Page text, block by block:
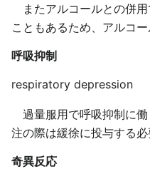
またアルコールとの併
こともあるため、アルコ
呼吸抑制
respiratory depression
過量服用で呼吸抑制に
注の際は緩徐に投与する必
奇異反応